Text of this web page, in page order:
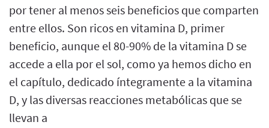
por tener al menos seis beneficios que comparten
entre ellos. Son ricos en vitamina D, primer
beneficio, aunque el 80-90% de la vitamina D se
accede a ella por el sol, como ya hemos dicho en
el capítulo, dedicado íntegramente a la vitamina
D, y las diversas reacciones metabólicas que se
llevan a